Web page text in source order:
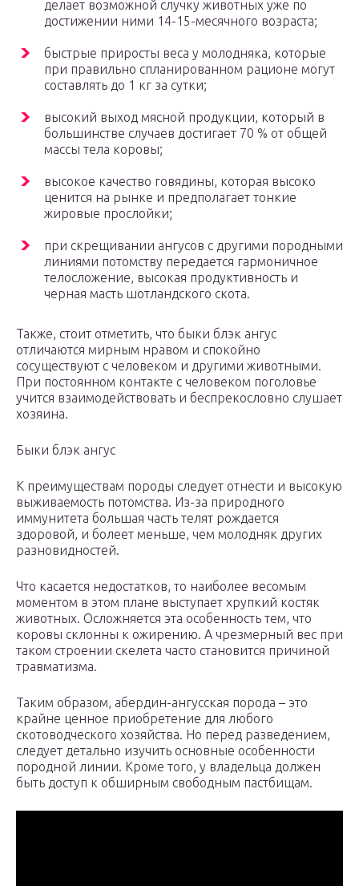
делает возможной случку животных уже по
достижении ними 14-15-месячного возраста;
быстрые приросты веса у молодняка, которые
при правильно спланированном рационе могут
составлять до 1 кг за сутки;
высокий выход мясной продукции, который в
большинстве случаев достигает 70 % от общей
массы тела коровы;
высокое качество говядины, которая высоко
ценится на рынке и предполагает тонкие
жировые прослойки;
при скрещивании ангусов с другими породными
линиями потомству передается гармоничное
телосложение, высокая продуктивность и
черная масть шотландского скота.
Также, стоит отметить, что быки блэк ангус
отличаются мирным нравом и спокойно
сосуществуют с человеком и другими животными.
При постоянном контакте с человеком поголовье
учится взаимодействовать и беспрекословно слушает
хозяина.
Быки блэк ангус
К преимуществам породы следует отнести и высокую
выживаемость потомства. Из-за природного
иммунитета большая часть телят рождается
здоровой, и болеет меньше, чем молодняк других
разновидностей.
Что касается недостатков, то наиболее весомым
моментом в этом плане выступает хрупкий костяк
животных. Осложняется эта особенность тем, что
коровы склонны к ожирению. А чрезмерный вес при
таком строении скелета часто становится причиной
травматизма.
Таким образом, абердин-ангусская порода – это
крайне ценное приобретение для любого
скотоводческого хозяйства. Но перед разведением,
следует детально изучить основные особенности
породной линии. Кроме того, у владельца должен
быть доступ к обширным свободным пастбищам.